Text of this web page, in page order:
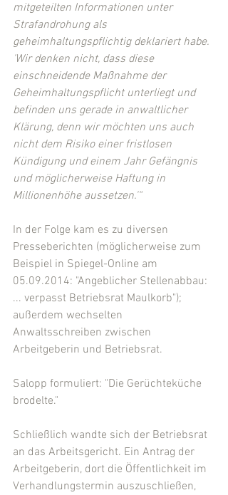
mitgeteilten Informationen unter
Strafandrohung als
geheimhaltungspflichtig deklariert habe.
'Wir denken nicht, dass diese
einschneidende Maßnahme der
Geheimhaltungspflicht unterliegt und
befinden uns gerade in anwaltlicher
Klärung, denn wir möchten uns auch
nicht dem Risiko einer fristlosen
Kündigung und einem Jahr Gefängnis
und möglicherweise Haftung in
Millionenhöhe aussetzen.'“
In der Folge kam es zu diversen
Presseberichten (möglicherweise zum
Beispiel in Spiegel-Online am
05.09.2014: "Angeblicher Stellenabbau:
... verpasst Betriebsrat Maulkorb");
außerdem wechselten
Anwaltsschreiben zwischen
Arbeitgeberin und Betriebsrat.
Salopp formuliert: "Die Gerüchteküche
brodelte."
Schließlich wandte sich der Betriebsrat
an das Arbeitsgericht. Ein Antrag der
Arbeitgeberin, dort die Öffentlichkeit im
Verhandlungstermin auszuschließen,